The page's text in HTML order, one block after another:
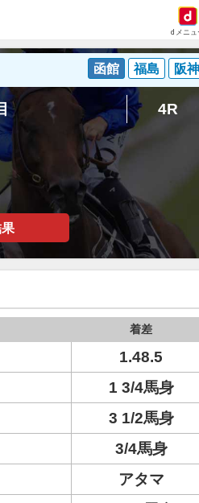
dメニュ
函館 福島 阪神
4R
着差
1.48.5
1 3/4馬身
3 1/2馬身
3/4馬身
アタマ